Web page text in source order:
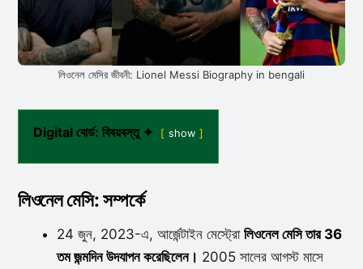
লিওনেল মেসির জীবনী: Lionel Messi Biography in bengali
Digital বোর্ড: বিষয়বস্তু ✦ show
লিওনেল মেসি: সম্পর্কে
24 জুন, 2023-এ, আর্জেন্টাইন মেস্ট্রো লিওনেল মেসি তার 36
তম জন্মদিন উদযাপন করেছিলেন। 2005 সালের আগস্ট মাসে